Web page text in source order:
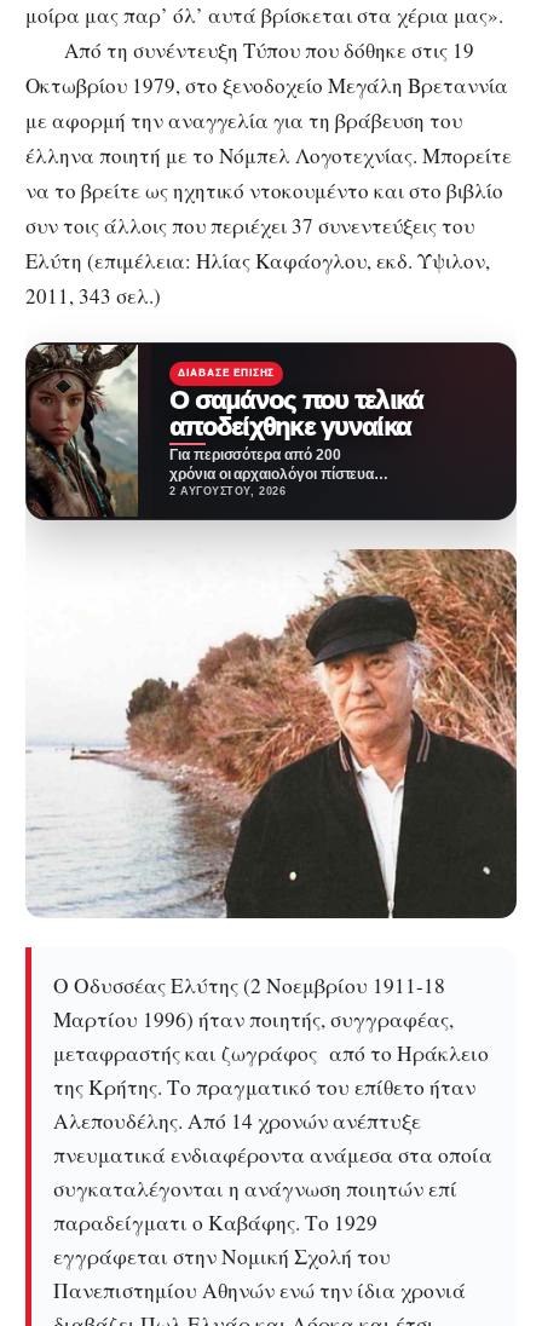
μοίρα μας παρ’ όλ’ αυτά βρίσκεται στα χέρια μας».
Από τη συνέντευξη Τύπου που δόθηκε στις 19
Οκτωβρίου 1979, στο ξενοδοχείο Μεγάλη Βρεταννία
με αφορμή την αναγγελία για τη βράβευση του
έλληνα ποιητή με το Νόμπελ Λογοτεχνίας. Μπορείτε
να το βρείτε ως ηχητικό ντοκουμέντο και στο βιβλίο
συν τοις άλλοις που περιέχει 37 συνεντεύξεις του
Ελύτη (επιμέλεια: Ηλίας Καφάογλου, εκδ. Ύψιλον,
2011, 343 σελ.)
ΔΙΆΒΑΣΕ ΕΠΊΣΗΣ
Ο σαμάνος που τελικά
αποδείχθηκε γυναίκα
Για περισσότερα από 200
χρόνια οι αρχαιολόγοι πίστευαν
ότι γνώριζαν την ταυτότητα ενός
2 ΑΥΓΟΎΣΤΟΥ, 2026
O Οδυσσέας Ελύτης (2 Νοεμβρίου 1911-18
Μαρτίου 1996) ήταν ποιητής, συγγραφέας,
μεταφραστής και ζωγράφος από το Ηράκλειο
της Κρήτης. Το πραγματικό του επίθετο ήταν
Αλεπουδέλης. Από 14 χρονών ανέπτυξε
πνευματικά ενδιαφέροντα ανάμεσα στα οποία
συγκαταλέγονται η ανάγνωση ποιητών επί
παραδείγματι ο Καβάφης. Το 1929
εγγράφεται στην Νομική Σχολή του
Πανεπιστημίου Αθηνών ενώ την ίδια χρονιά